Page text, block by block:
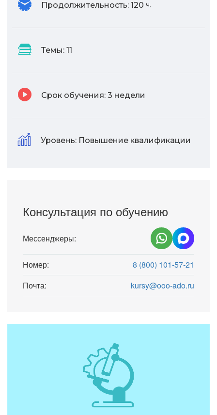
Продолжительность: 120 ч.
Темы: 11
Срок обучения: 3 недели
Уровень: Повышение квалификации
Консультация по обучению
Мессенджеры:
Номер:
8 (800) 101-57-21
Почта:
kursy@ooo-ado.ru